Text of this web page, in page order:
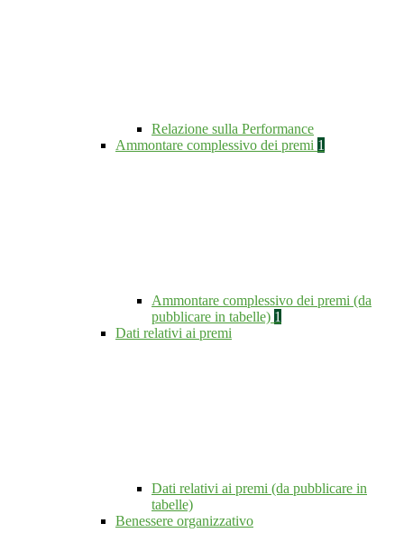
Relazione sulla Performance
Ammontare complessivo dei premi 1
Ammontare complessivo dei premi (da
pubblicare in tabelle) 1
Dati relativi ai premi
Dati relativi ai premi (da pubblicare in
tabelle)
Benessere organizzativo